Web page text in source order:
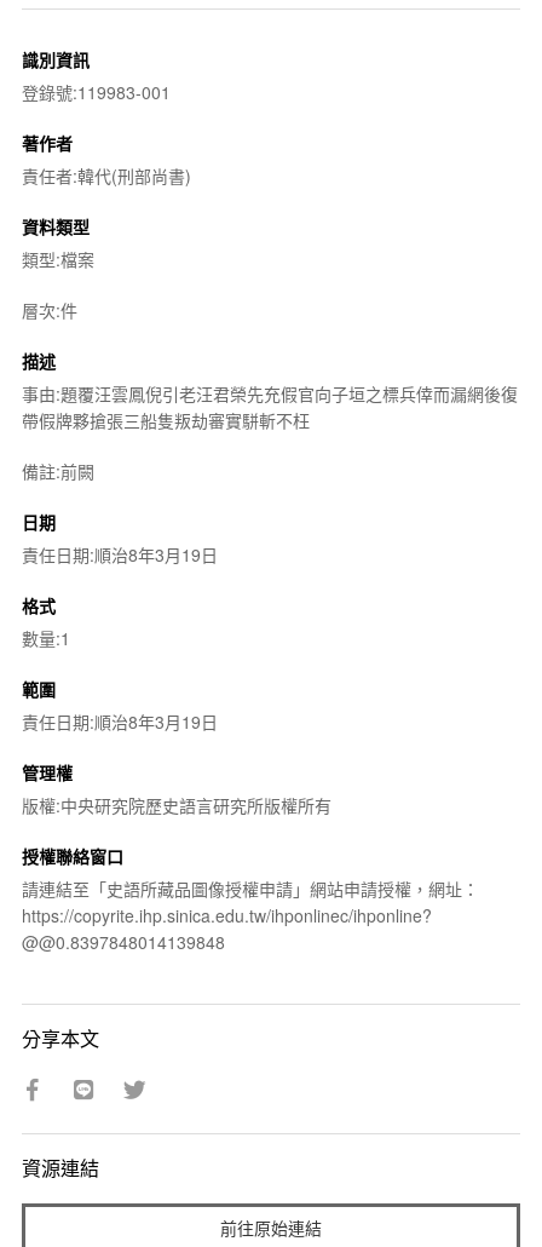
識別資訊
登錄號:119983-001
著作者
責任者:韓代(刑部尚書)
資料類型
類型:檔案
層次:件
描述
事由:題覆汪雲鳳倪引老汪君榮先充假官向子垣之標兵倖而漏網後復
帶假牌夥搶張三船隻叛劫審實駢斬不枉
備註:前闕
日期
責任日期:順治8年3月19日
格式
數量:1
範圍
責任日期:順治8年3月19日
管理權
版權:中央研究院歷史語言研究所版權所有
授權聯絡窗口
請連結至「史語所藏品圖像授權申請」網站申請授權，網址：
https://copyrite.ihp.sinica.edu.tw/ihponlinec/ihponline?
@@0.8397848014139848
分享本文
資源連結
前往原始連結